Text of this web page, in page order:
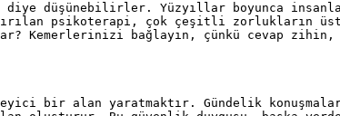
düşünebilirler. Yüzyıllar boyunca
psikoterapi, çok çeşitli zorlukların
Kemerlerinizi bağlayın, çünkü cevap
bir alan yaratmaktır. Gündelik